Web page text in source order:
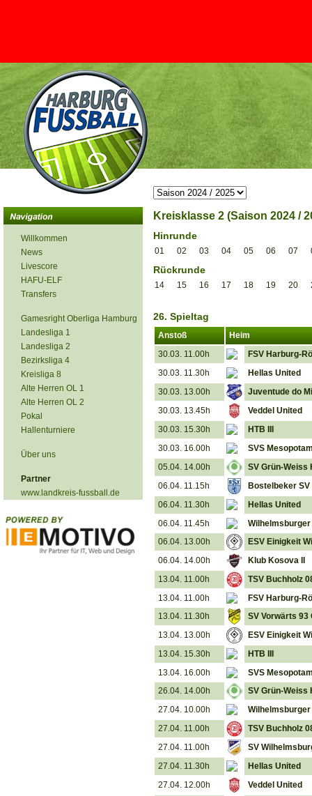
Willkommen
News
Livescore
HAFU-ELF
Transfers
Gamesright Oberliga Hamburg
Landesliga 1
Landesliga 2
Bezirksliga 4
Kreisliga 8
Alte Herren OL 1
Alte Herren OL 2
Pokal
Hallenturniere
Über uns
Partner
www.landkreis-fussball.de
Kreisklasse 2 (Saison 2024 /
Hinrunde
01 02 03 04 05 06 07
Rückrunde
14 15 16 17 18 19 20
26. Spieltag
Anstoß
Heim
30.03. 11.00h
FSV Harburg-
30.03. 11.30h
Hellas United
30.03. 13.00h
Juventude do
30.03. 13.45h
Veddel United
30.03. 15.30h
HTB III
30.03. 16.00h
SVS
05.04. 14.00h
SV Grün-Weiss
06.04. 11.15h
Bostelbeker SV
06.04. 11.30h
Hellas United
06.04. 11.45h
Wilhelmsburger
06.04. 13.00h
ESV Einigkeit
06.04. 14.00h
Klub Kosova II
13.04. 11.00h
TSV Buchholz
13.04. 11.00h
FSV Harburg-
13.04. 11.30h
SV Vorwärts 93
13.04. 13.00h
ESV Einigkeit
13.04. 15.30h
HTB III
13.04. 16.00h
SVS
26.04. 14.00h
SV Grün-Weiss
27.04. 10.00h
Wilhelmsburger
27.04. 11.00h
TSV Buchholz
27.04. 11.00h
SV
27.04. 11.30h
Hellas United
27.04. 12.00h
Veddel United